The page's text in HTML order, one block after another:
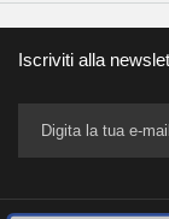
Iscriviti alla